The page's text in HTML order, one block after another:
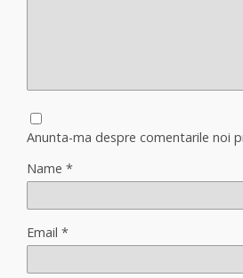
Anunta-ma despre comentarile noi
Name *
Email *